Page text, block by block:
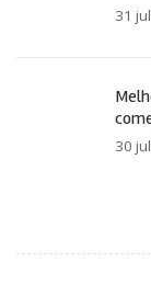
31
30